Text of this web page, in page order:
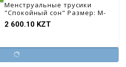
Менструальные трусики
"Спокойный сон" Размер: M-
L, 2 шт.
2 600.10 KZT